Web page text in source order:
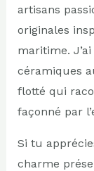
artisans
originales
maritime.
céramiques
flotté qui
façonné par
Si tu
charme